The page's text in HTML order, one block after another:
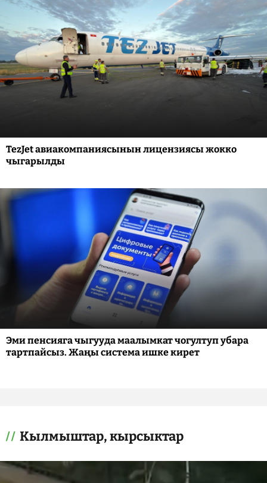
TezJet авиакомпаниясынын лицензиясы жокко
чыгарылды
Эми пенсияга чыгууда маалымкат чогултуп убара
тартпайсыз. Жаңы система ишке кирет
Кылмыштар, кырсыктар